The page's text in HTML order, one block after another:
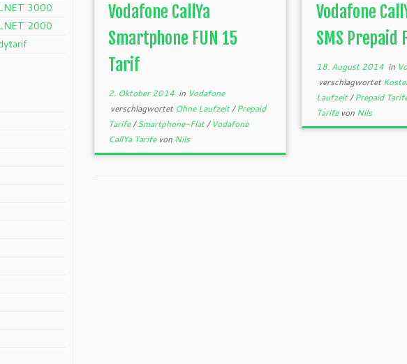
3000
2000
Vodafone CallYa
Smartphone FUN 15
Tarif
2. Oktober 2014 in Vodafone
verschlagwortet Ohne Laufzeit/Prepaid
Tarife/Smartphone-Flat/ Vodafone
CallYa Tarife von Nils
Vodafone
SMS Prepaid
18. August 2014in
verschlagwortet
Laufzeit/Prepaid
Tarife von Nils